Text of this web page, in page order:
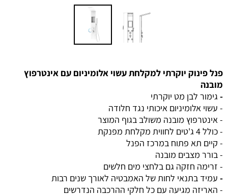
פנל פינוק יוקרתי למקלחת עשוי אלומיניום עם אינטרפוץ
מובנה
- גימור לבן מט יוקרתי
- עשוי אלומיניום איכותי נגד חלודה
- אינטרפוץ מובנה משולב בגוף המוצר
- כולל 4 ג'טים לחווית מקלחת מפנקת
- קיים תא פתוח במרכז הפנל
- בורר מצבים מובנה
- זרימה חזקה גם בלחצי מים חלשים
- עמיד בתנאי לחות של האמבטיה לאורך שנים רבות
- האריזה מגיעה עם כל חלקי ההרכבה הנדרשים